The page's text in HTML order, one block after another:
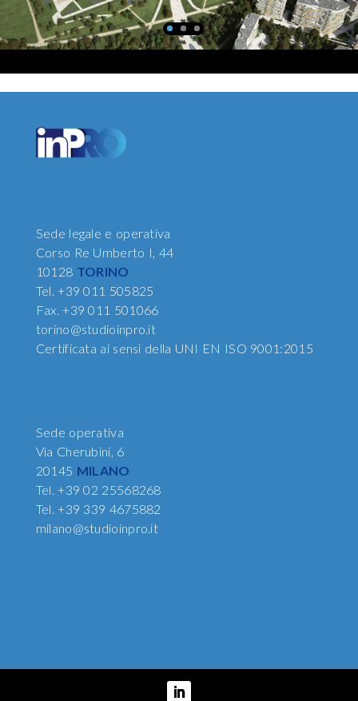
Sede legale e operativa
Corso Re Umberto I, 44
10128 TORINO
Tel.+39 011 505825
Fax.+39 011 501066
torino@studioinpro.it
Certificata ai sensi della UNI EN ISO 9001:2015
Sede operativa
Via Cherubini, 6
20145 MILANO
Tel.+39 02 25568268
Tel.+39 339 4675882
milano@studioinpro.it